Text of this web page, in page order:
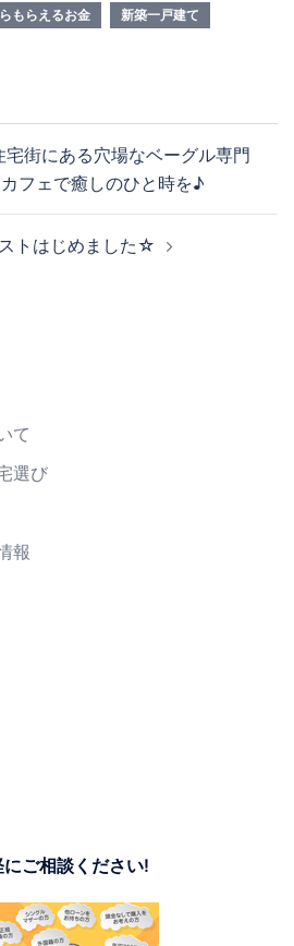
もらえるお金
新築一戸建て
街にある穴場なベーグル専門
フェで癒しのひと時を♪
トはじめました☆
て
選び
報
にご相談ください!